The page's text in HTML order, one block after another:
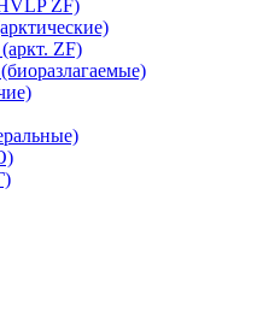
ZF)
ZF)